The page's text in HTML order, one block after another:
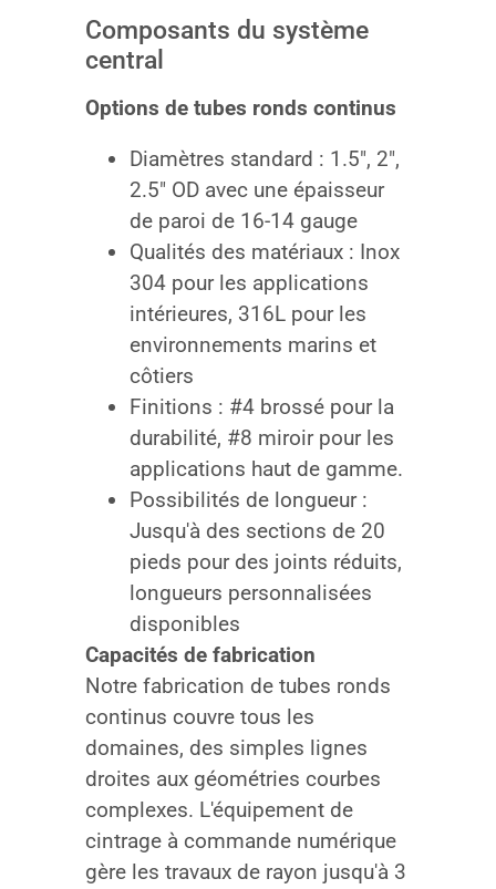
Composants du système
central
Options de tubes ronds continus
Diamètres standard : 1.5″, 2″,
2.5″ OD avec une épaisseur
de paroi de 16-14 gauge
Qualités des matériaux : Inox
304 pour les applications
intérieures, 316L pour les
environnements marins et
côtiers
Finitions : #4 brossé pour la
durabilité, #8 miroir pour les
applications haut de gamme.
Possibilités de longueur :
Jusqu'à des sections de 20
pieds pour des joints réduits,
longueurs personnalisées
disponibles
Capacités de fabrication
Notre fabrication de tubes ronds
continus couvre tous les
domaines, des simples lignes
droites aux géométries courbes
complexes. L'équipement de
cintrage à commande numérique
gère les travaux de rayon jusqu'à 3